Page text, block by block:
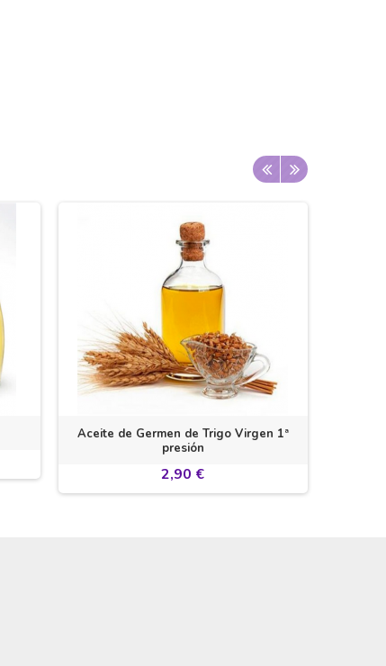
Aceite de Germen de Trigo Virgen 1ª
presión
2,90 €